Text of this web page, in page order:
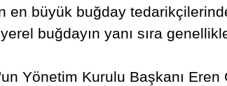
en büyük buğday
buğdayın yanı sıra
Yönetim Kurulu Başkanı